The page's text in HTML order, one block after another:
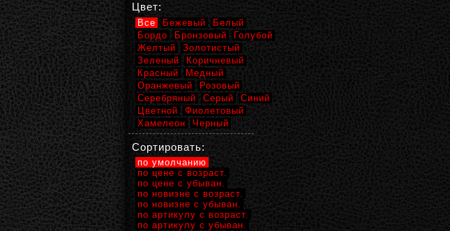
Цвет:
Все Бежевый
Белый
Бордо
Бронзовый
Голубой
Желтый
Золотистый
Зеленый
Коричневый
Красный
Медный
Оранжевый
Розовый
Серебряный
Серый
Синий
Цветной
Фиолетовый
Хамелеон
Черный
Сортировать:
по умолчанию
по цене с возраст.
по цене с убыван.
по новизне с возраст.
по новизне с убыван.
по артикулу с возраст.
по артикулу с убыван.